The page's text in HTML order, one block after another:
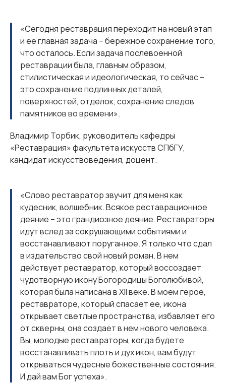
«Сегодня реставрация переходит на новый этап
и ее главная задача – бережное сохранение того,
что осталось. Если задача послевоенной
реставрации была, главным образом,
стилистическая и идеологическая, то сейчас –
это сохранение подлинных деталей,
поверхностей, отделок, сохранение следов
памятников во времени».
Владимир Торбик, руководитель кафедры
«Реставрация» факультета искусств СПбГУ,
кандидат искусствоведения, доцент.
«Слово реставратор звучит для меня как
кудесник, волшебник. Всякое реставрационное
деяние – это грандиозное деяние. Реставраторы
идут вслед за сокрушающими событиями и
восстанавливают поруганное. Я только что сдал
в издательство свой новый роман. В нем
действует реставратор, который воссоздает
чудотворную икону Богородицы Боголюбивой,
которая была написана в XII веке. В моем герое,
реставраторе, который спасает ее, икона
открывает светлые пространства, избавляет его
от скверны, она создает в нем нового человека.
Вы, молодые реставраторы, когда будете
восстанавливать плоть и дух икон, вам будут
открываться чудесные божественные состояния.
И дай вам Бог успеха».